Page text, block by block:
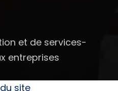
et de services-
entreprises
site